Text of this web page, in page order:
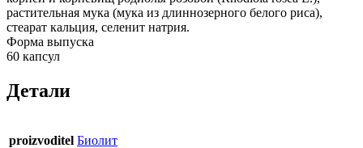
растительная мука (мука из длиннозерного белого риса),
стеарат кальция, селенит натрия.
Форма выпуска
60 капсул
Детали
proizvoditel Биолит